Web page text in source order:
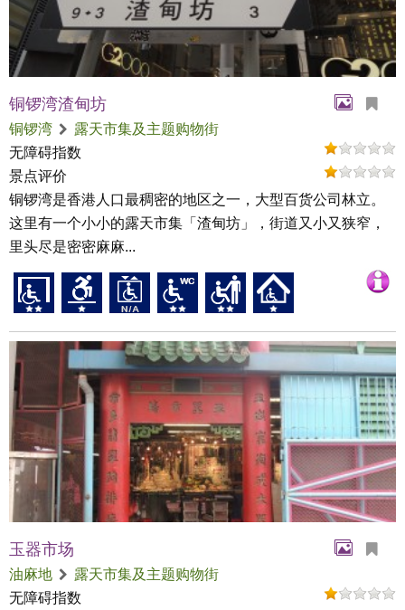
铜锣湾渣甸坊
铜锣湾
露天市集及主题购物街
无障碍指数
景点评价
铜锣湾是香港人口最稠密的地区之一，大型百货公司林立。
这里有一个小小的露天市集「渣甸坊」，街道又小又狭窄，
里头尽是密密麻麻...
玉器市场
油麻地
露天市集及主题购物街
无障碍指数